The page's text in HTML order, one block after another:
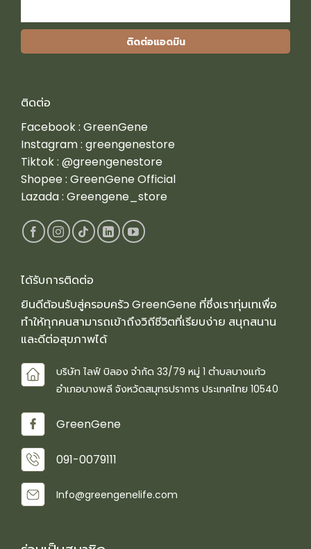
ติดต่อแอดมิน
ติดต่อ
Facebook : GreenGene
Instagram : greengenestore
Tiktok : @greengenestore
Shopee : GreenGene Official
Lazada : Greengene_store
ได้รับการติดต่อ
ยินดีต้อนรับสู่ครอบครัว GreenGene ที่ซึ่งเราทุ่มเทเพื่อ
ทำให้ทุกคนสามารถเข้าถึงวิถีชีวิตที่เรียบง่าย สนุกสนาน
และดีต่อสุขภาพได้
บริษัท ไลฟ์ บิลอง จำกัด 33/79 หมู่ 1 ตำบลบางแก้ว
อำเภอบางพลี จังหวัดสมุทรปราการ ประเทศไทย 10540
GreenGene
091-0079111
Info@greengenelife.com